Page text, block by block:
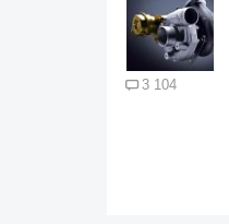
3 104